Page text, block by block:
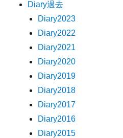
Diary過去
Diary2023
Diary2022
Diary2021
Diary2020
Diary2019
Diary2018
Diary2017
Diary2016
Diary2015